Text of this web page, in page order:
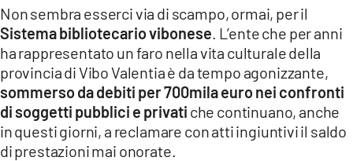
LACITYMAG.IT
ILREGGINO.IT
COSENZACHANNEL.IT
ILVIBONESE.IT
Non sembra esserci via di scampo, ormai, per il
Sistema bibliotecario vibonese . L’ente che per anni
ha rappresentato un faro nella vita culturale della
provincia di Vibo Valentia è da tempo agonizzante,
sommerso da debiti per 700mila euro nei confronti
di soggetti pubblici e privati che continuano, anche
in questi giorni, a reclamare con atti ingiuntivi il saldo
di prestazioni mai onorate.